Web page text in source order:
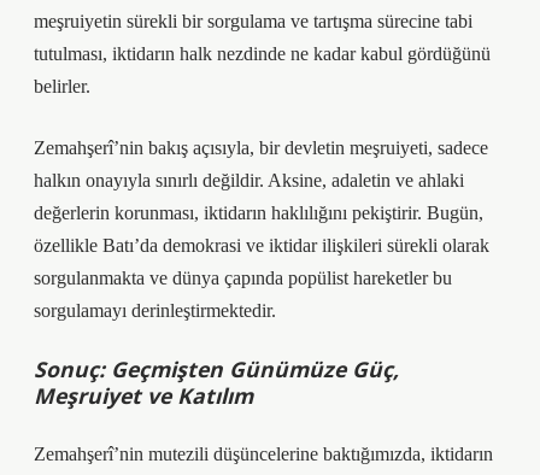
meşruiyetin sürekli bir sorgulama ve tartışma sürecine tabi
tutulması, iktidarın halk nezdinde ne kadar kabul gördüğünü
belirler.
Zemahşerî’nin bakış açısıyla, bir devletin meşruiyeti, sadece
halkın onayıyla sınırlı değildir. Aksine, adaletin ve ahlaki
değerlerin korunması, iktidarın haklılığını pekiştirir. Bugün,
özellikle Batı’da demokrasi ve iktidar ilişkileri sürekli olarak
sorgulanmakta ve dünya çapında popülist hareketler bu
sorgulamayı derinleştirmektedir.
Sonuç: Geçmişten Günümüze Güç,
Meşruiyet ve Katılım
Zemahşerî’nin mutezili düşüncelerine baktığımızda, iktidarın